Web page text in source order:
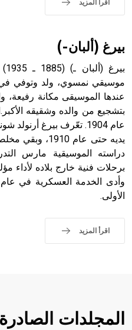
اقرأ المزيد
بيرغ (ألبان-)
موسيقي نمسوي، ولد وتوفي
عندها الموسيقى مكانة رفيعة،
بتشجيع من والده وشقيقه
يديه حتى عام
دراسته الموسيقية مارس
الأولى.
اقرأ المزيد
المجلدات